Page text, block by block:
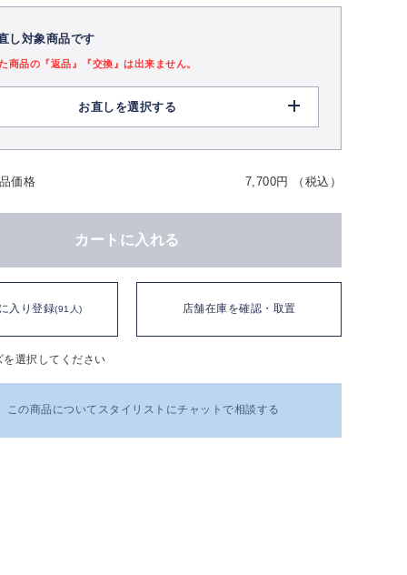
し対象商品です
商品の『返品』『交換』は出来ません。
お直しを選択する
価格 7,700円 （税込）
カートに入れる
入り登録(91人) 店舗在庫を確認・取置
選択してください
この商品についてスタイリストにチャットで相談する